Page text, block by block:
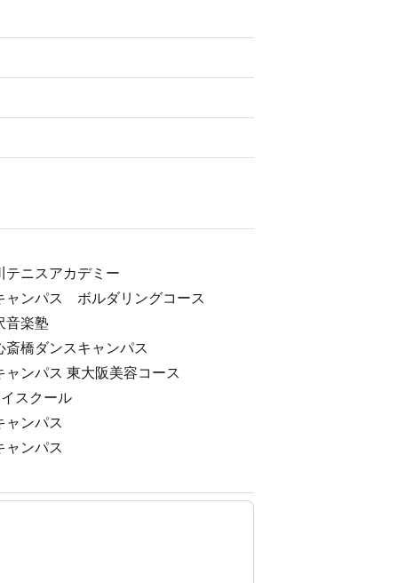
テニスアカデミー
ャンパス ボルダリングコース
音楽塾
斎橋ダンスキャンパス
ャンパス 東大阪美容コース
スクール
ャンパス
ャンパス